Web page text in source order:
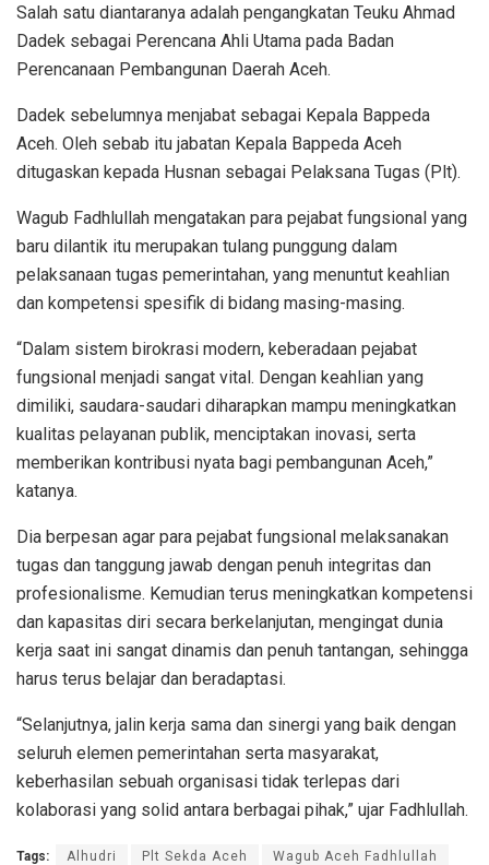
Salah satu diantaranya adalah pengangkatan Teuku Ahmad
Dadek sebagai Perencana Ahli Utama pada Badan
Perencanaan Pembangunan Daerah Aceh.
Dadek sebelumnya menjabat sebagai Kepala Bappeda
Aceh. Oleh sebab itu jabatan Kepala Bappeda Aceh
ditugaskan kepada Husnan sebagai Pelaksana Tugas (Plt).
Wagub Fadhlullah mengatakan para pejabat fungsional yang
baru dilantik itu merupakan tulang punggung dalam
pelaksanaan tugas pemerintahan, yang menuntut keahlian
dan kompetensi spesifik di bidang masing-masing.
“Dalam sistem birokrasi modern, keberadaan pejabat
fungsional menjadi sangat vital. Dengan keahlian yang
dimiliki, saudara-saudari diharapkan mampu meningkatkan
kualitas pelayanan publik, menciptakan inovasi, serta
memberikan kontribusi nyata bagi pembangunan Aceh,”
katanya.
Dia berpesan agar para pejabat fungsional melaksanakan
tugas dan tanggung jawab dengan penuh integritas dan
profesionalisme. Kemudian terus meningkatkan kompetensi
dan kapasitas diri secara berkelanjutan, mengingat dunia
kerja saat ini sangat dinamis dan penuh tantangan, sehingga
harus terus belajar dan beradaptasi.
“Selanjutnya, jalin kerja sama dan sinergi yang baik dengan
seluruh elemen pemerintahan serta masyarakat,
keberhasilan sebuah organisasi tidak terlepas dari
kolaborasi yang solid antara berbagai pihak,” ujar Fadhlullah.
Tags: Alhudri Plt Sekda Aceh Wagub Aceh Fadhlullah